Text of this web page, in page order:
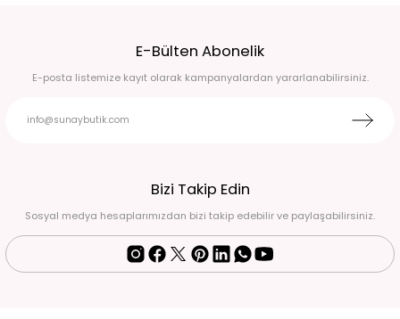
2.250,00 TL
BEJ YELEK PANTOLON TAKIM 48 LEOPAR DESEN SATEN İKİLİ TAKIM 50
E-Bülten Abonelik
E-posta listemize kayıt olarak kampanyalardan yararlanabilirsiniz.
Bizi Takip Edin
Sosyal medya hesaplarımızdan bizi takip edebilir ve paylaşabilirsiniz.